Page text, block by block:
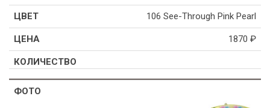
106 See-Through Pink Pearl
1870 ₽